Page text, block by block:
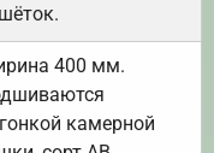
400 мм.
камерной